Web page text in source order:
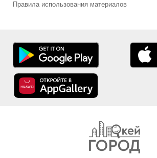
Правила использования материалов